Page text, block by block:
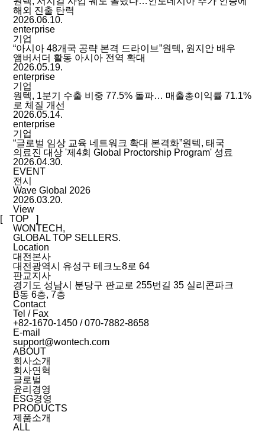
해외 진출 탄력
2026.06.10.
enterprise
기업
“아시아 48개국 공략 본격 드라이브”원텍, 원지안 배우
앰버서더 활동 아시아 전역 확대
2026.05.19.
enterprise
기업
원텍, 1분기 수출 비중 77.5% 돌파… 매출총이익률 71.1%
로 체질 개선
2026.05.14.
enterprise
기업
“글로벌 임상 교육 네트워크 확대 본격화”원텍, 태국
의료진 대상 '제4회 Global Proctorship Program' 성료
2026.04.30.
EVENT
전시
Wave Global 2026
2026.03.20.
View
[ TOP ]
WONTECH,
GLOBAL TOP SELLERS.
Location
대전본사
대전광역시 유성구 테크노8로 64
판교지사
경기도 성남시 분당구 판교로 255번길 35 실리콘파크
B동 6층, 7층
Contact
Tel / Fax
+82-1670-1450 / 070-7882-8658
E-mail
support@wontech.com
ABOUT
회사소개
회사연혁
글로벌
윤리경영
ESG경영
PRODUCTS
제품소개
ALL